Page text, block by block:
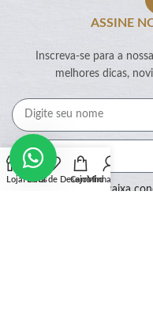
ASSINE
Inscreva-se para a
melhores dicas,
Ao marcar essa caixa
LojaFiltros
Lista de Desejos
CarrinhoMinha conta